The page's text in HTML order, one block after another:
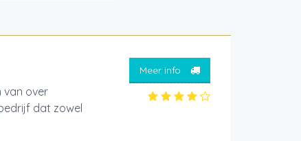
van over
dat zowel
Meer info